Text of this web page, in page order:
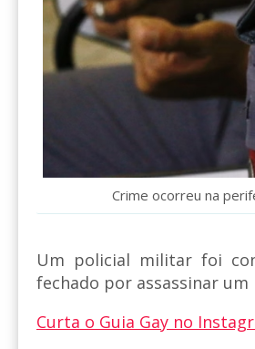
Crime ocorreu na
Um policial militar foi
fechado por assassinar
Curta o Guia Gay no